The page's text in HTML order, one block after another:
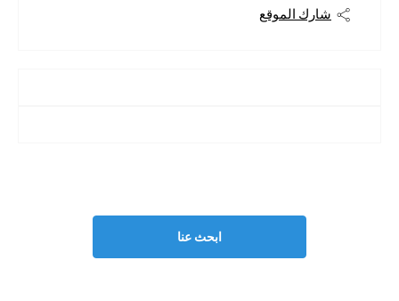
شارك الموقع
ابحث عنا